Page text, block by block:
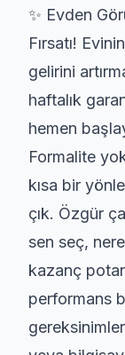
✨ Evden
Fırsatı!
gelirini
haftalık
hemen
Formalite
kısa bir
çık. Özgür
sen seç,
kazanç
performans